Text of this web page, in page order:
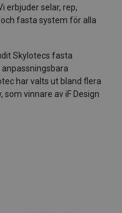
erbjuder selar, rep,
fasta system för alla
Skylotecs fasta
har valts ut bland flera
vinnare av iF Design